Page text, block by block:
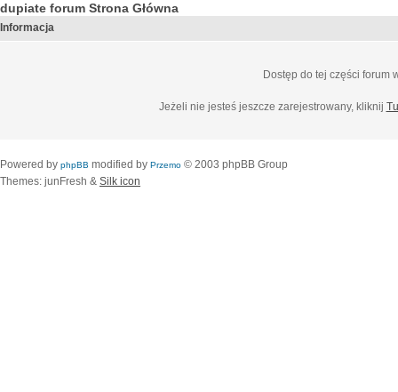
dupiate forum Strona Główna
Informacja
Dostęp do tej części forum
Jeżeli nie jesteś jeszcze zarejestrowany, kliknij
Powered by phpBB modified by Przemo © 2003 phpBB Group
Themes: junFresh & Silk icon